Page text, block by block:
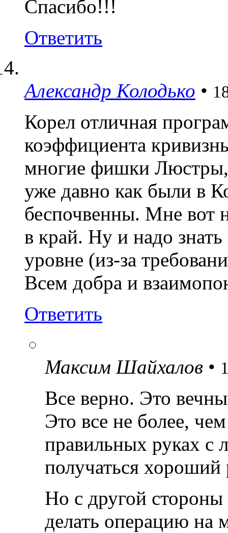
Спасибо!!!
Ответить
Александр Колодько •
Корел отличная
коэффициента
многие фишки Люстры,
уже давно как были в
беспочвенны. Мне вот
в край. Ну и надо
уровне (из-за
Всем добра и
Ответить
Максим Шайхалов •
Все верно. Это
Это все не более,
правильных руках
получаться хороший
Но с другой
делать операцию на